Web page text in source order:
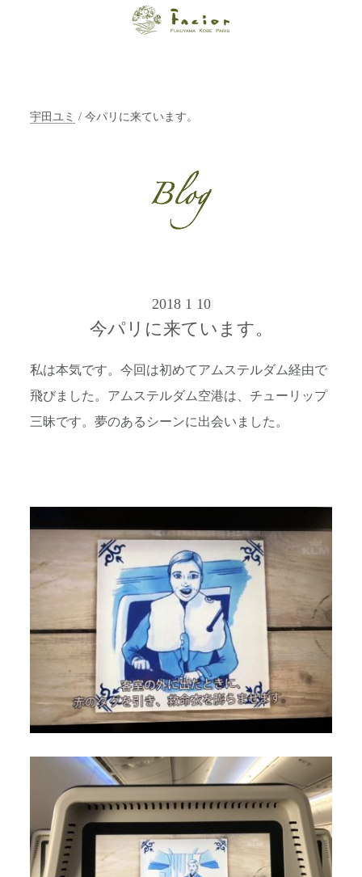
ン ファシオー
輝く美をトータ
ルでご提案しま
す。
宇田ユミ / 今パリに来ています。
2018 1 10
今パリに来ています。
私は本気です。今回は初めてアムステルダム経由で
飛びました。アムステルダム空港は、チューリップ
三昧です。夢のあるシーンに出会いました。